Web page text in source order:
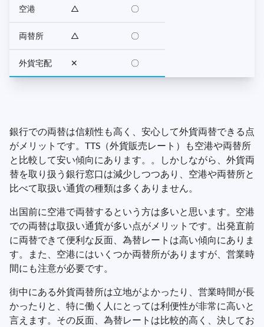
空港 △ 〇
両替所 △ 〇
外貨宅配 ✕ 〇
銀行での両替は信頼性も高く、安心して外貨両替できる点
がメリットです。TTS（外貨販売レート）も空港や両替所
と比較して安い傾向にあります。。しかしながら、外貨両
替を取り扱う銀行窓口は減少しつつあり、空港や両替所と
比べて取扱い通貨の種類は多くありません。
出国前に空港で両替するという方は多いと思います。空港
での両替は取扱い通貨が多い点がメリットです。出発直前
に両替できて便利な反面、為替レートは高い傾向にありま
す。また、空港にはいくつか両替所がありますが、営業時
間にも注意が必要です。
街中にある外貨両替所は立地がよかったり、営業時間が長
かったりと、特に働く人にとっては利便性が非常に高いと
言えます。その反面、為替レートは比較的高く、決してお